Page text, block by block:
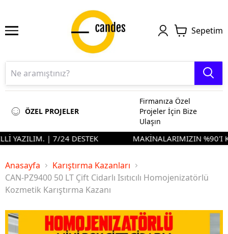
Sepetim
ÖZEL PROJELER
Firmanıza Özel
Projeler İçin Bize
Ulaşın
YAZILIM. | 7/24 DESTEK MAKİNALARIMIZIN %90'I
Anasayfa
Karıştırma Kazanları
CAN-PZ9400 50 LT Çift Cidarlı Isıtıcılı Homojenizatörlü
Kozmetik Karıştırma Kazanı